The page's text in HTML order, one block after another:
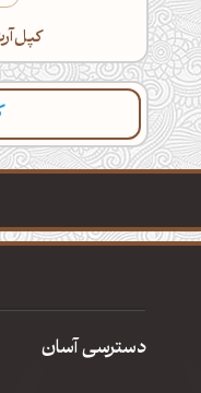
دسترسی آسان